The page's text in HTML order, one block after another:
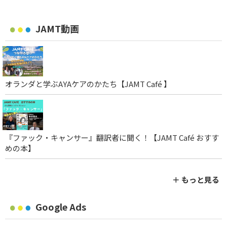
JAMT動画
オランダと学ぶAYAケアのかたち【JAMT Café 】
『ファック・キャンサー』翻訳者に聞く！【JAMT Café おすす
めの本】
＋ もっと見る
Google Ads